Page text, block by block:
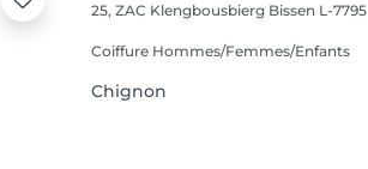
25, ZAC Klengbousbierg Bissen L-7795
Coiffure Hommes/Femmes/Enfants
Chignon